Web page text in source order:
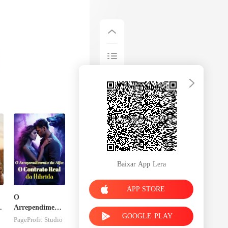
O
Arrependimento
do Alfa: O
PageProfit Studio
Baixar App Lera
APP STORE
GOOGLE PLAY